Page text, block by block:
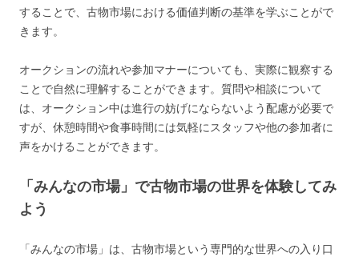
することで、古物市場における価値判断の基準を学ぶことがで
きます。
オークションの流れや参加マナーについても、実際に観察する
ことで自然に理解することができます。質問や相談について
は、オークション中は進行の妨げにならないよう配慮が必要で
すが、休憩時間や食事時間には気軽にスタッフや他の参加者に
声をかけることができます。
「みんなの市場」で古物市場の世界を体験してみ
よう
「みんなの市場」は、古物市場という専門的な世界への入り口